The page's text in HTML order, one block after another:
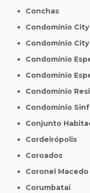
Conchas
Condomínio
Condomínio
Condomínio
Condomínio
Condomínio
Condomínio
Conjunto
Cordeirópolis
Coroados
Coronel Macedo
Corumbataí